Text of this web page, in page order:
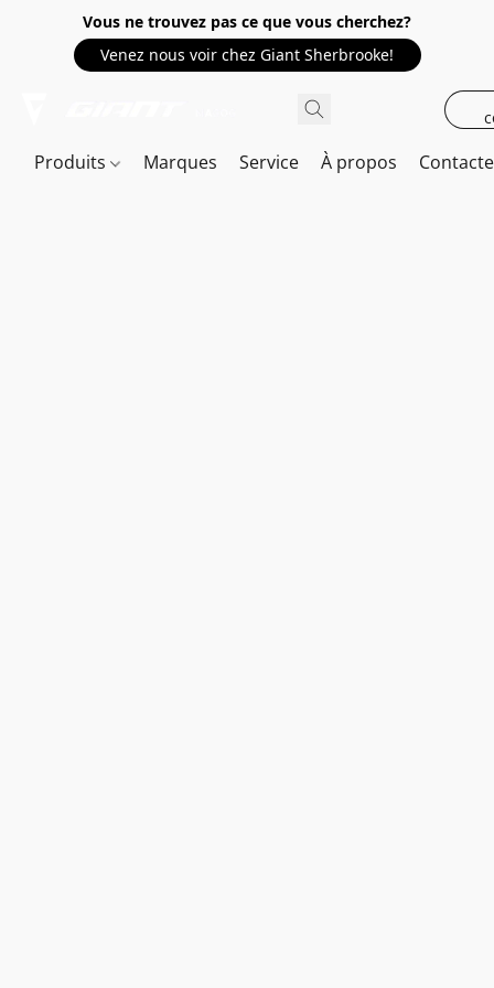
Vous ne trouvez pas ce que vous cherchez?
Venez nous voir chez Giant Sherbrooke!
Produits Marques Service À propos